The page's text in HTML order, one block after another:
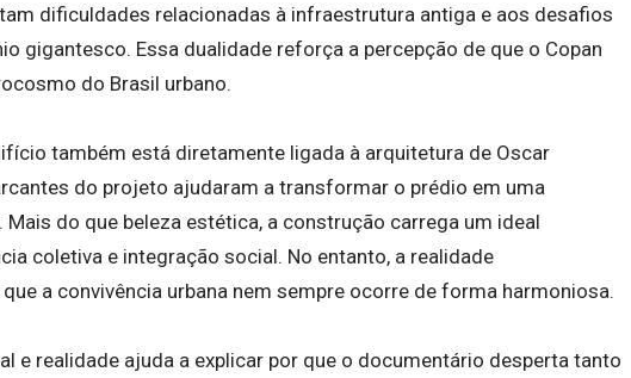
dificuldades relacionadas à infraestrutura antiga e aos desafios
gigantesco. Essa dualidade reforça a percepção de que o Copan
do Brasil urbano.
também está diretamente ligada à arquitetura de Oscar
do projeto ajudaram a transformar o prédio em uma
do que beleza estética, a construção carrega um ideal
coletiva e integração social. No entanto, a realidade
a convivência urbana nem sempre ocorre de forma harmoniosa.
e realidade ajuda a explicar por que o documentário desperta tanto